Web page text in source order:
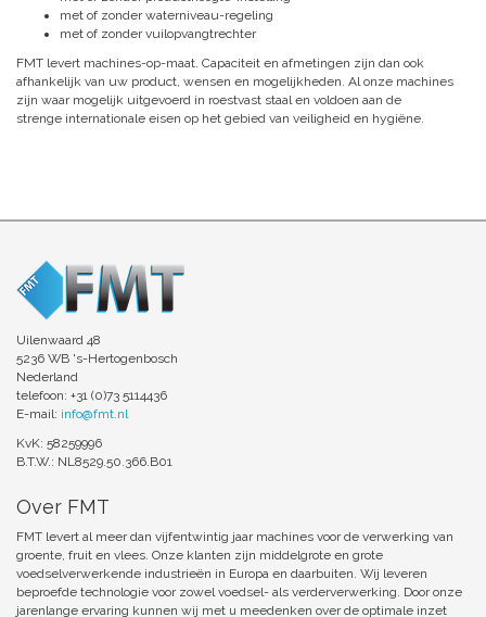
met of zonder waterniveau-regeling
met of zonder vuilopvangtrechter
FMT levert machines-op-maat. Capaciteit en afmetingen zijn dan ook
afhankelijk van uw product, wensen en mogelijkheden. Al onze machines
zijn waar mogelijk uitgevoerd in roestvast staal en voldoen aan de
strenge internationale eisen op het gebied van veiligheid en hygiëne.
Uilenwaard 48
5236 WB 's-Hertogenbosch
Nederland
telefoon: +31 (0)73 5114436
E-mail: info@fmt.nl
KvK: 58259996
B.T.W.: NL8529.50.366.B01
Over FMT
FMT levert al meer dan vijfentwintig jaar machines voor de verwerking van
groente, fruit en vlees. Onze klanten zijn middelgrote en grote
voedselverwerkende industrieën in Europa en daarbuiten. Wij leveren
beproefde technologie voor zowel voedsel- als verderverwerking. Door onze
jarenlange ervaring kunnen wij met u meedenken over de optimale inzet